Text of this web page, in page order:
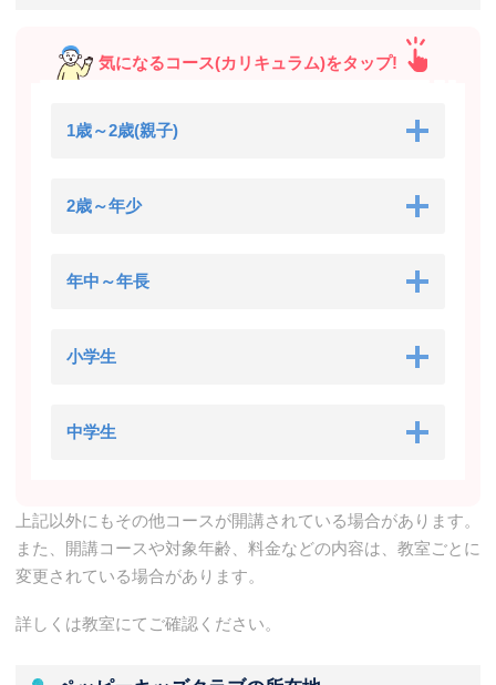
気になるコース(カリキュラム)をタップ!
1歳～2歳(親子)
2歳～年少
年中～年長
小学生
中学生
上記以外にもその他コースが開講されている場合があります。
また、開講コースや対象年齢、料金などの内容は、教室ごとに
変更されている場合があります。
詳しくは教室にてご確認ください。